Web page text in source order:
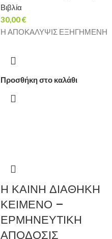
Βιβλία
30,00€
Η ΑΠΟΚΑΛΥΨΙΣ ΕΞΗΓΗΜΕΝΗ
Προσθήκη στο καλάθι
Η ΚΑΙΝΗ ΔΙΑΘΗΚΗ
ΚΕΙΜΕΝΟ –
ΕΡΜΗΝΕΥΤΙΚΗ
ΑΠΟΔΟΣΙΣ